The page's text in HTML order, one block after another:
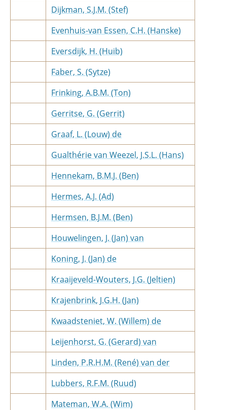
Dijkman, S.J.M. (Stef)
Evenhuis-van Essen, C.H. (Hanske)
Eversdijk, H. (Huib)
Faber, S. (Sytze)
Frinking, A.B.M. (Ton)
Gerritse, G. (Gerrit)
Graaf, L. (Louw) de
Gualthérie van Weezel, J.S.L. (Hans)
Hennekam, B.M.J. (Ben)
Hermes, A.J. (Ad)
Hermsen, B.J.M. (Ben)
Houwelingen, J. (Jan) van
Koning, J. (Jan) de
Kraaijeveld-Wouters, J.G. (Jeltien)
Krajenbrink, J.G.H. (Jan)
Kwaadsteniet, W. (Willem) de
Leijenhorst, G. (Gerard) van
Linden, P.R.H.M. (René) van der
Lubbers, R.F.M. (Ruud)
Mateman, W.A. (Wim)